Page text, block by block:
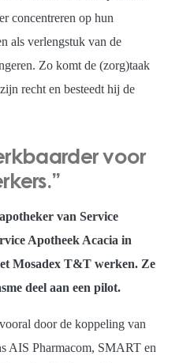
concentreren op hun
als verlengstuk van de
Zo komt de (zorg)taak
recht en besteedt hij de
voor
van Service
Apotheek Acacia in
Mosadex T&T werken. Ze
deel aan een pilot.
door de koppeling van
AIS Pharmacom, SMART en